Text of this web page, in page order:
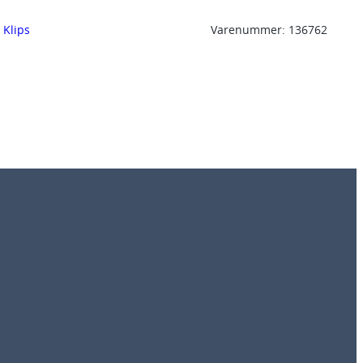
Klips Varenummer: 136762